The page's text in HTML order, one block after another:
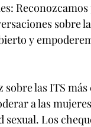
sobre
y
las ITS
a las
sexual. Los